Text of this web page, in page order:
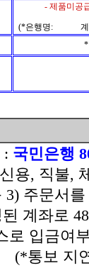
- 제품미공
(*은행명:
*
: 국민은행
용, 직불,
3) 주문서
계좌로
로 입금여
보 지연